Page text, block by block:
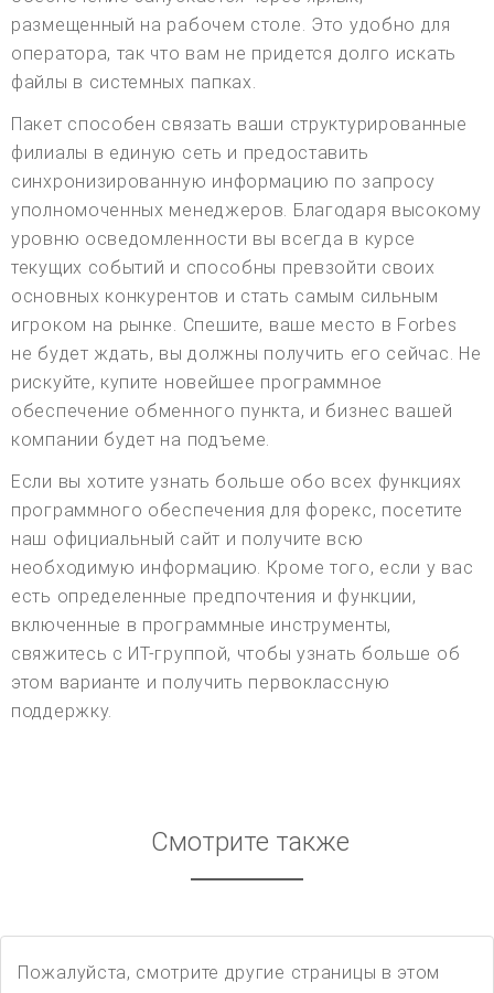
размещенный на рабочем столе. Это удобно для
оператора, так что вам не придется долго искать
файлы в системных папках.
Пакет способен связать ваши структурированные
филиалы в единую сеть и предоставить
синхронизированную информацию по запросу
уполномоченных менеджеров. Благодаря высокому
уровню осведомленности вы всегда в курсе
текущих событий и способны превзойти своих
основных конкурентов и стать самым сильным
игроком на рынке. Спешите, ваше место в Forbes
не будет ждать, вы должны получить его сейчас. Не
рискуйте, купите новейшее программное
обеспечение обменного пункта, и бизнес вашей
компании будет на подъеме.
Если вы хотите узнать больше обо всех функциях
программного обеспечения для форекс, посетите
наш официальный сайт и получите всю
необходимую информацию. Кроме того, если у вас
есть определенные предпочтения и функции,
включенные в программные инструменты,
свяжитесь с ИТ-группой, чтобы узнать больше об
этом варианте и получить первоклассную
поддержку.
Смотрите также
Пожалуйста, смотрите другие страницы в этом